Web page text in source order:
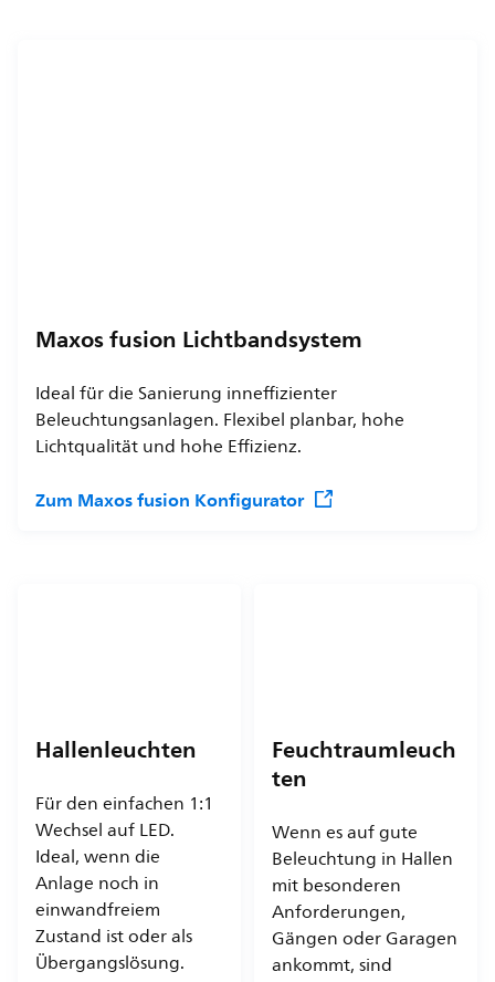
Maxos fusion Lichtbandsystem
Ideal für die Sanierung inneffizienter
Beleuchtungsanlagen. Flexibel planbar, hohe
Lichtqualität und hohe Effizienz.
Zum Maxos fusion Konfigurator
Hallenleuchten
Für den einfachen 1:1
Wechsel auf LED.
Ideal, wenn die
Anlage noch in
einwandfreiem
Zustand ist oder als
Übergangslösung.
Feuchtraumleuch
ten
Wenn es auf gute
Beleuchtung in Hallen
mit besonderen
Anforderungen,
Gängen oder Garagen
ankommt, sind